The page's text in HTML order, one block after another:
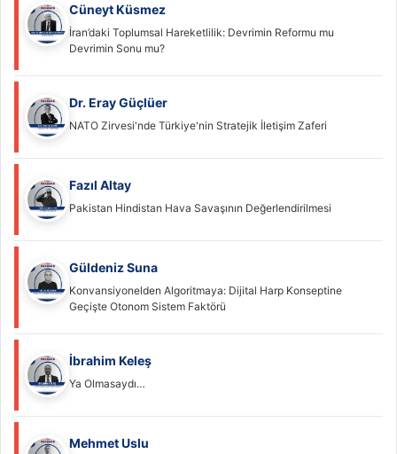
Cüneyt Küsmez
İran’daki Toplumsal Hareketlilik: Devrimin Reformu mu
Devrimin Sonu mu?
Dr. Eray Güçlüer
NATO Zirvesi'nde Türkiye'nin Stratejik İletişim Zaferi
Fazıl Altay
Pakistan Hindistan Hava Savaşının Değerlendirilmesi
Güldeniz Suna
Konvansiyonelden Algoritmaya: Dijital Harp Konseptine
Geçişte Otonom Sistem Faktörü
İbrahim Keleş
Ya Olmasaydı…
Mehmet Uslu